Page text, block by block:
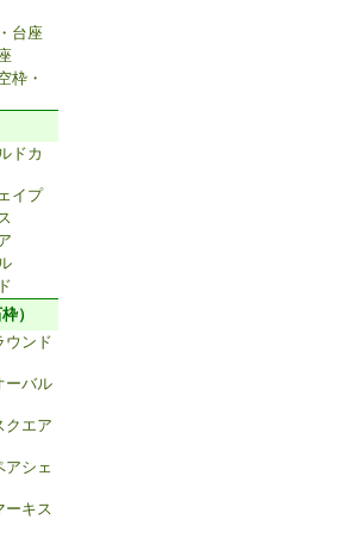
台座
枠・
ドカ
イプ
）
ンド
バル
エア
シェ
キス